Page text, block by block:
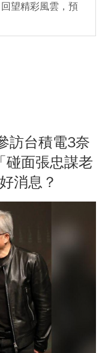
望精彩風雲，預
訪台積電3奈
碰面張忠謀老
消息？